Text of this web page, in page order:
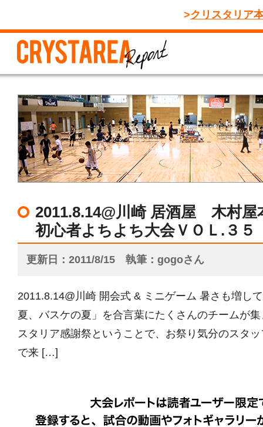
クリスタリア
2011.8.14@川崎 居酒屋 木村屋
初心者よちよち大会ＶＯＬ.３５
更新日 2011/8/15 執筆 gogoさん
2011.8.14@川崎 開会式 & ミニゲーム 暑さも増し
夏、バスケの夏」を合言葉にたくさんのチームが
スタリア感謝祭ということで、お祭り気分のスタ
で来 […]